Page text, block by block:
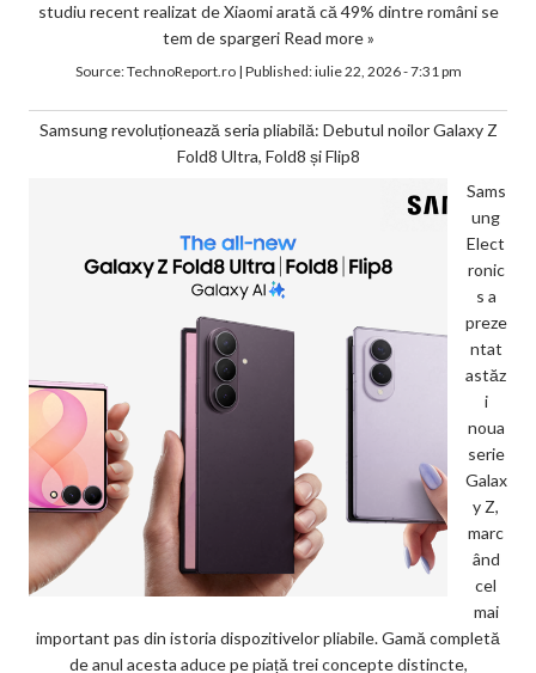
studiu recent realizat de Xiaomi arată că 49% dintre români se
tem de spargeri Read more »
Source:TechnoReport.ro| Published:iulie 22, 2026 - 7:31 pm
Samsung revoluționează seria pliabilă: Debutul noilor Galaxy Z
Fold8 Ultra, Fold8 și Flip8
Sams
ung
Elect
ronic
s a
preze
ntat
astăz
i
noua
serie
Galax
y Z,
marc
ând
cel
mai
important pas din istoria dispozitivelor pliabile. Gamă completă
de anul acesta aduce pe piață trei concepte distincte,